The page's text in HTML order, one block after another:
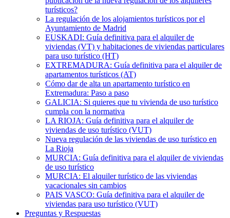
turísticos?
La regulación de los alojamientos turísticos por el
Ayuntamiento de Madrid
EUSKADI: Guía definitiva para el alquiler de
viviendas (VT) y habitaciones de viviendas particulares
para uso turístico (HT)
EXTREMADURA: Guía definitiva para el alquiler de
apartamentos turísticos (AT)
Cómo dar de alta un apartamento turístico en
Extremadura: Paso a paso
GALICIA: Si quieres que tu vivienda de uso turístico
cumpla con la normativa
LA RIOJA: Guía definitiva para el alquiler de
viviendas de uso turístico (VUT)
Nueva regulación de las viviendas de uso turístico en
La Rioja
MURCIA: Guía definitiva para el alquiler de viviendas
de uso turístico
MURCIA: El alquiler turístico de las viviendas
vacacionales sin cambios
PAIS VASCO: Guía definitiva para el alquiler de
viviendas para uso turístico (VUT)
Preguntas y Respuestas